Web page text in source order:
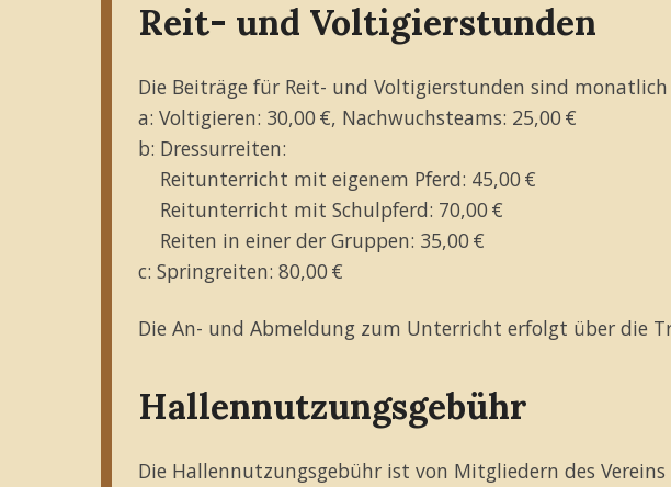
Reit- und Voltigierstunden
Die Beiträge für Reit- und Voltigierstunden sind
a: Voltigieren: 30,00 €, Nachwuchsteams: 25,00 €
b: Dressurreiten:
Reitunterricht mit eigenem Pferd: 45,00 €
Reitunterricht mit Schulpferd: 70,00 €
Reiten in einer der Gruppen: 35,00 €
c: Springreiten: 80,00 €
Die An- und Abmeldung zum Unterricht erfolgt über die
Hallennutzungsgebühr
Die Hallennutzungsgebühr ist von Mitgliedern des